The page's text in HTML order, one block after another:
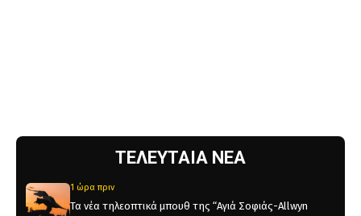
ΤΕΛΕΥΤΑΙΑ ΝΕΑ
1 ώρα πριν
Τα νέα τηλεοπτικά μπουθ της “Αγιά Σοφιάς-Allwyn